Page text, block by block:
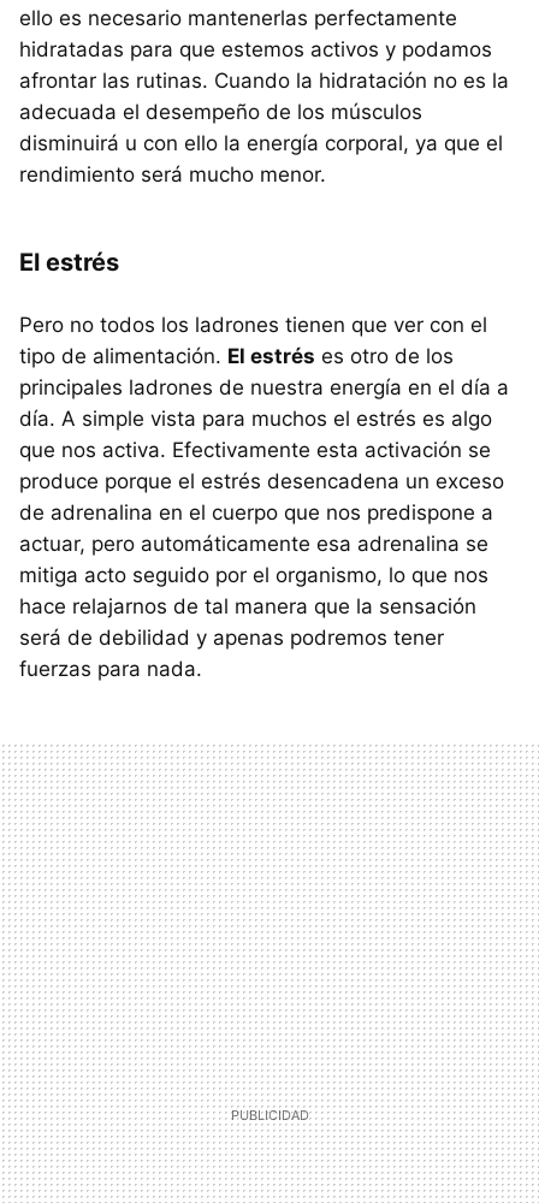
ello es necesario mantenerlas perfectamente
hidratadas para que estemos activos y podamos
afrontar las rutinas. Cuando la hidratación no es la
adecuada el desempeño de los músculos
disminuirá u con ello la energía corporal, ya que el
rendimiento será mucho menor.
El estrés
Pero no todos los ladrones tienen que ver con el
tipo de alimentación. El estrés es otro de los
principales ladrones de nuestra energía en el día a
día. A simple vista para muchos el estrés es algo
que nos activa. Efectivamente esta activación se
produce porque el estrés desencadena un exceso
de adrenalina en el cuerpo que nos predispone a
actuar, pero automáticamente esa adrenalina se
mitiga acto seguido por el organismo, lo que nos
hace relajarnos de tal manera que la sensación
será de debilidad y apenas podremos tener
fuerzas para nada.